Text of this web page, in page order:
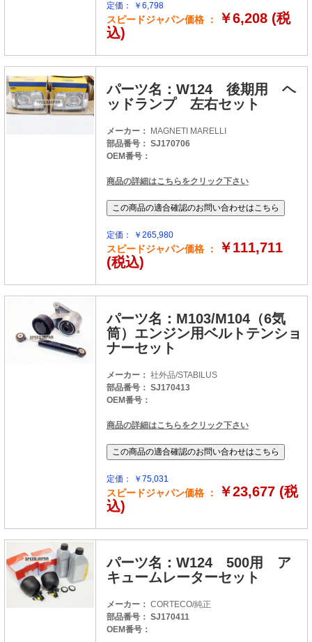
定価： ￥6,798
スピードジャパン価格 ：
￥6,208 (税
込)
パーツ名：W124 後期用 ヘ
ッドランプ 左右セット
メーカー：
MAGNETI MARELLI
部品番号： SJ170706
OEM番号：
商品の詳細はこちらをクリック下さい
定価： ￥265,980
スピードジャパン価格 ：
￥111,711
(税込)
パーツ名：M103/M104（6気
筒）エンジン用ベルトテンショ
ナーセット
メーカー： 社外品/STABILUS
部品番号： SJ170413
OEM番号：
商品の詳細はこちらをクリック下さい
定価： ￥75,031
スピードジャパン価格 ：
￥23,677 (税
込)
パーツ名：W124 500用 ア
キュームレーターセット
メーカー： CORTECO/純正
部品番号： SJ170411
OEM番号：